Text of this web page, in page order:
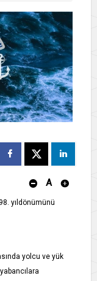
A
yıldönümünü
yolcu ve yük